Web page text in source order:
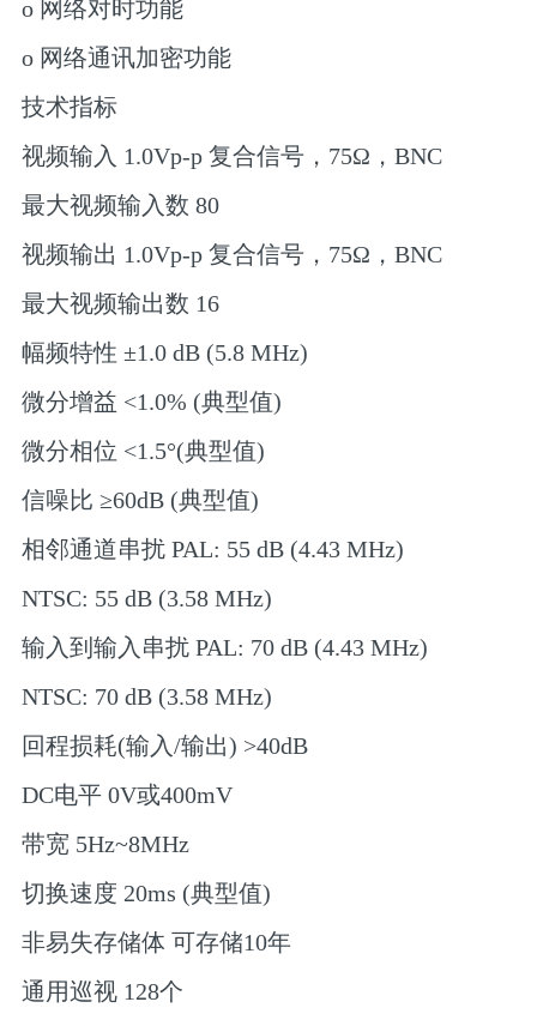
o 网络对时功能
o 网络通讯加密功能
技术指标
视频输入 1.0Vp-p 复合信号，75Ω，BNC
最大视频输入数 80
视频输出 1.0Vp-p 复合信号，75Ω，BNC
最大视频输出数 16
幅频特性 ±1.0 dB (5.8 MHz)
微分增益 <1.0% (典型值)
微分相位 <1.5°(典型值)
信噪比 ≥60dB (典型值)
相邻通道串扰 PAL: 55 dB (4.43 MHz)
NTSC: 55 dB (3.58 MHz)
输入到输入串扰 PAL: 70 dB (4.43 MHz)
NTSC: 70 dB (3.58 MHz)
回程损耗(输入/输出) >40dB
DC电平 0V或400mV
带宽 5Hz~8MHz
切换速度 20ms (典型值)
非易失存储体 可存储10年
通用巡视 128个